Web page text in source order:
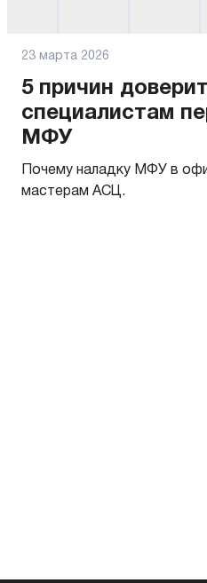
23 марта 2026
5 причин
специалистам
МФУ
Почему наладку МФУ в
мастерам АСЦ.